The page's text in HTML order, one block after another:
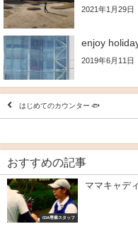
2021年1月29日
enjoy
2019年6月11日
はじめてのカウンター 🐟
おすすめの記事
IDA専業スタッフ
ママキャデ